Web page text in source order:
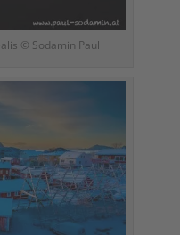
© Sodamin Paul